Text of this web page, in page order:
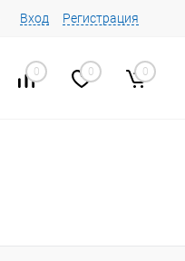
Вход Регистрация
0 0 0